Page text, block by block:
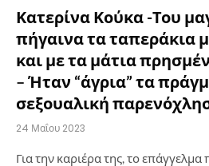
Κατερίνα Κούκα -Του
πήγαινα τα ταπεράκια
και με τα μάτια
– Ήταν “άγρια” τα
σεξουαλική
24 Μαΐου 2023
Για την καριέρα της, το